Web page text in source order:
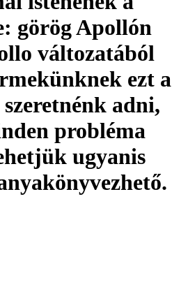
görög Apollón
változatából
ezt a
adni,
probléma
ugyanis
.